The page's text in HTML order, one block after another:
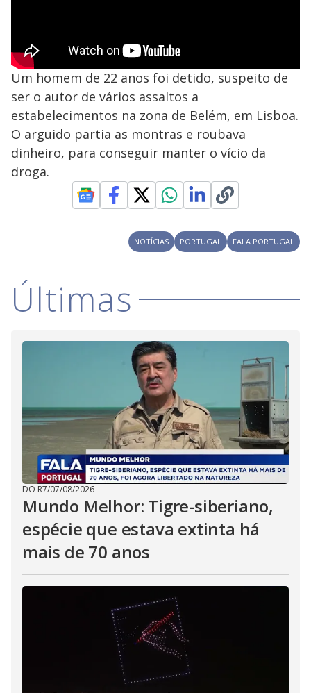
Um homem de 22 anos foi detido, suspeito de
ser o autor de vários assaltos a
estabelecimentos na zona de Belém, em Lisboa.
O arguido partia as montras e roubava
dinheiro, para conseguir manter o vício da
droga.
NOTÍCIAS PORTUGAL FALA PORTUGAL
Últimas
DO R7/07/08/2026
Mundo Melhor: Tigre-siberiano,
espécie que estava extinta há
mais de 70 anos